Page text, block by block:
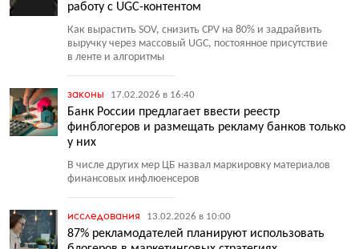
работу с UGC-контентом
Как вырастить SOV, снизить CPV на 80% и задрайвить
выручку через массовый UGC, постоянное присутствие
в ленте и алгоритмы
законы 17.02.2026 в 16:40
Банк России предлагает ввести реестр
финблогеров и размещать рекламу банков только
у них
В числе других мер ЦБ назвал маркировку материалов
финансовых инфлюенсеров
исследования 13.02.2026 в 10:00
87% рекламодателей планируют использовать